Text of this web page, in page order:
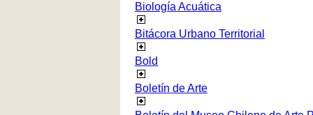
Biología Acuática
Bitácora Urbano Territorial
Bold
Boletín de Arte